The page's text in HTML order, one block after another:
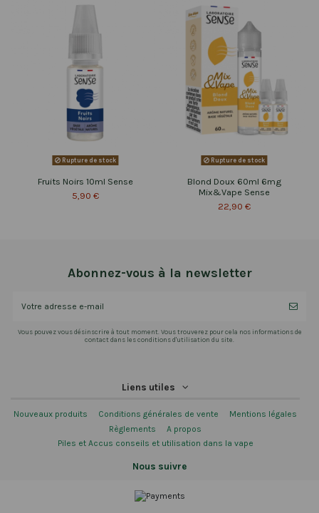
Rupture de stock
Fruits Noirs 10ml Sense
5,90 €
Rupture de stock
Blond Doux 60ml 6mg
Mix&Vape Sense
22,90 €
Abonnez-vous à la newsletter
Vous pouvez vous désinscrire à tout moment. Vous trouverez pour cela nos informations de
contact dans les conditions d'utilisation du site.
Liens utiles
Nouveaux produits Conditions générales de vente
Mentions légales
Règlements
A propos
Piles et Accus conseils et utilisation dans la vape
Nous suivre